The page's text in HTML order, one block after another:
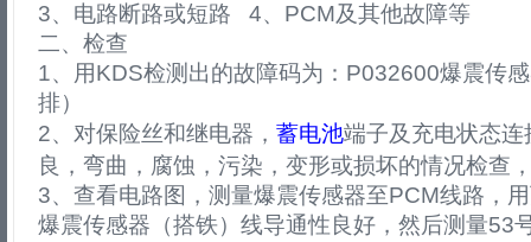
3、电路断路或短路 4、PCM及其他故障等
二、检查
1、用KDS检测出的故障码为：P032600爆震传
排）
2、对保险丝和继电器， 蓄电池端子及充电状态
良，弯曲，腐蚀，污染，变形或损坏的情况检查
3、查看电路图，测量爆震传感器至PCM线路，
爆震传感器（搭铁）线导通性良好，然后测量53